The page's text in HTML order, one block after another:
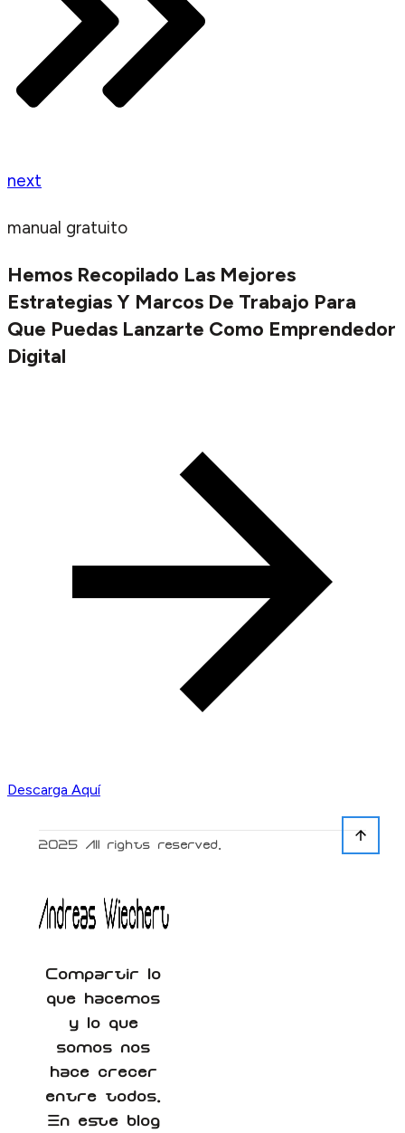
next
manual gratuito
Hemos Recopilado Las Mejores
Estrategias Y Marcos De Trabajo Para
Que Puedas Lanzarte Como Emprendedor
Digital
Descarga Aquí
Compartir lo
que hacemos
y lo que
somos nos
hace crecer
entre todos.
En este blog
2025 All rights reserved.